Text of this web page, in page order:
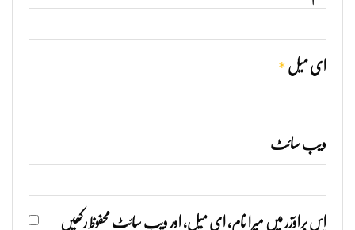
ای میل *
ویب‌ سائٹ
اس براؤزر میں میرا نام، ای میل، اور ویب سائٹ محفوظ رکھیں